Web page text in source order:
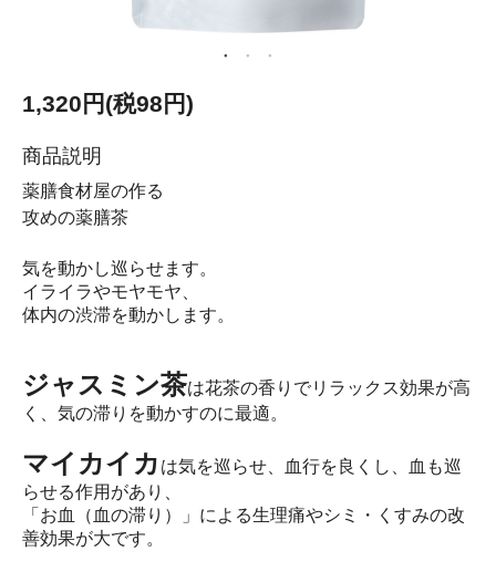
1,320円(税98円)
商品説明
薬膳食材屋の作る
攻めの薬膳茶
気を動かし巡らせます。
イライラやモヤモヤ、
体内の渋滞を動かします。
ジャスミン茶は花茶の香りでリラックス効果が高
く、気の滞りを動かすのに最適。
マイカイカ は気を巡らせ、血行を良くし、血も巡
らせる作用があり、
「お血（血の滞り）」による生理痛やシミ・くすみの改
善効果が大です。